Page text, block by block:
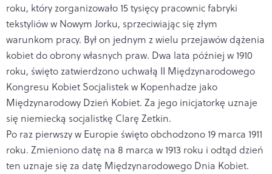
roku, który zorganizowało 15 tysięcy pracownic fabryki
tekstyliów w Nowym Jorku, sprzeciwiając się złym
warunkom pracy. Był on jednym z wielu przejawów dążenia
kobiet do obrony własnych praw. Dwa lata później w 1910
roku, święto zatwierdzono uchwałą II Międzynarodowego
Kongresu Kobiet Socjalistek w Kopenhadze jako
Międzynarodowy Dzień Kobiet. Za jego inicjatorkę uznaje
się niemiecką socjalistkę Clarę Zetkin.
Po raz pierwszy w Europie święto obchodzono 19 marca 1911
roku. Zmieniono datę na 8 marca w 1913 roku i odtąd dzień
ten uznaje się za datę Międzynarodowego Dnia Kobiet.